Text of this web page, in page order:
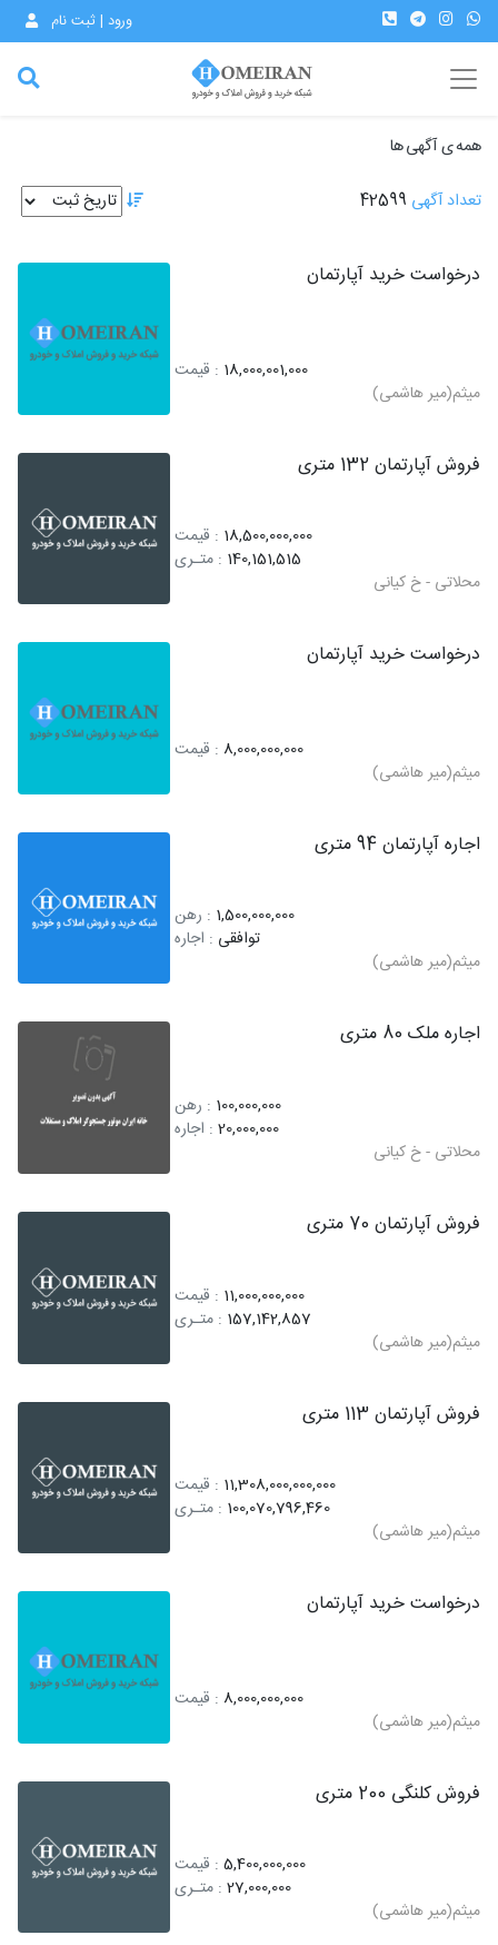
ورود | ثبت نام
همه ی آگهی ها
تعداد آگهی 42599
درخواست خرید آپارتمان
18,000,001,000 : قیمت
میثم(میر هاشمی)
فروش آپارتمان 132 متری
18,500,000,000 : قیمت
140,151,515 : متـری
محلاتی - خ کیانی
درخواست خرید آپارتمان
8,000,000,000 : قیمت
میثم(میر هاشمی)
اجاره آپارتمان 94 متری
1,500,000,000 : رهن
توافقی : اجاره
میثم(میر هاشمی)
اجاره ملک 80 متری
100,000,000 : رهن
20,000,000 : اجاره
محلاتی - خ کیانی
فروش آپارتمان 70 متری
11,000,000,000 : قیمت
157,142,857 : متـری
میثم(میر هاشمی)
فروش آپارتمان 113 متری
11,308,000,000,000 : قیمت
100,070,796,460 : متـری
میثم(میر هاشمی)
درخواست خرید آپارتمان
8,000,000,000 : قیمت
میثم(میر هاشمی)
فروش کلنگی 200 متری
5,400,000,000 : قیمت
27,000,000 : متـری
میثم(میر هاشمی)